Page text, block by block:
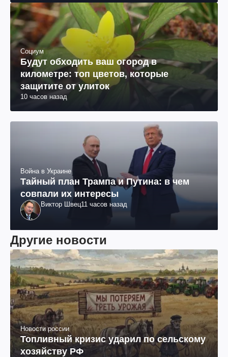
Социум
Будут обходить ваш огород в
километре: топ цветов, которые
защитите от улиток
10 часов назад
Война в Украине
Тайный план Трампа и Путина: в чем
совпали их интересы
Виктор Швец11 часов назад
Другие новости
Новости россии
Топливный кризис ударил по сельскому
хозяйству РФ